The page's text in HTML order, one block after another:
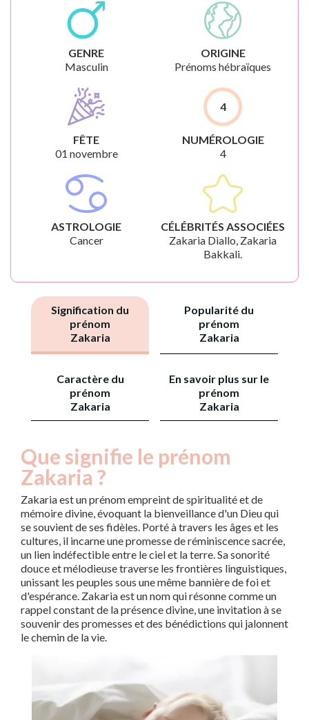
GENRE
Masculin
ORIGINE
Prénoms hébraïques
FÊTE
01 novembre
4
NUMÉROLOGIE
4
ASTROLOGIE
Cancer
CÉLÉBRITÉS ASSOCIÉES
Zakaria Diallo, Zakaria
Bakkali.
Signification du
prénom
Zakaria
Popularité du
prénom
Zakaria
Caractère du
prénom
Zakaria
En savoir plus sur le
prénom
Zakaria
Que signifie le prénom
Zakaria ?
Zakaria est un prénom empreint de spiritualité et de
mémoire divine, évoquant la bienveillance d'un Dieu qui
se souvient de ses fidèles. Porté à travers les âges et les
cultures, il incarne une promesse de réminiscence sacrée,
un lien indéfectible entre le ciel et la terre. Sa sonorité
douce et mélodieuse traverse les frontières linguistiques,
unissant les peuples sous une même bannière de foi et
d'espérance. Zakaria est un nom qui résonne comme un
rappel constant de la présence divine, une invitation à se
souvenir des promesses et des bénédictions qui jalonnent
le chemin de la vie.